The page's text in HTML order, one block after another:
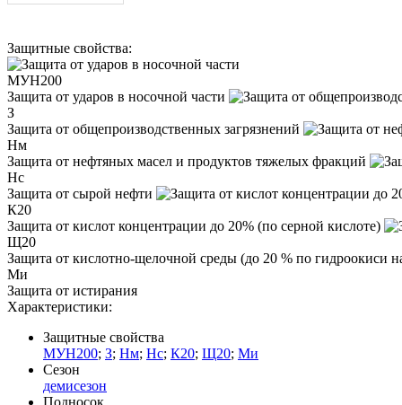
Защитные свойства:
МУН200
Защита от ударов в носочной части
З
Защита от общепроизводственных загрязнений
Нм
Защита от нефтяных масел и продуктов тяжелых фракций
Нс
Защита от сырой нефти
К20
Защита от кислот концентрации до 20% (по серной кислоте)
Щ20
Защита от кислотно-щелочной среды (до 20 % по гидроокиси
Ми
Защита от истирания
Характеристики:
Защитные свойства
МУН200; З; Нм; Нс; К20; Щ20; Ми
Сезон
демисезон